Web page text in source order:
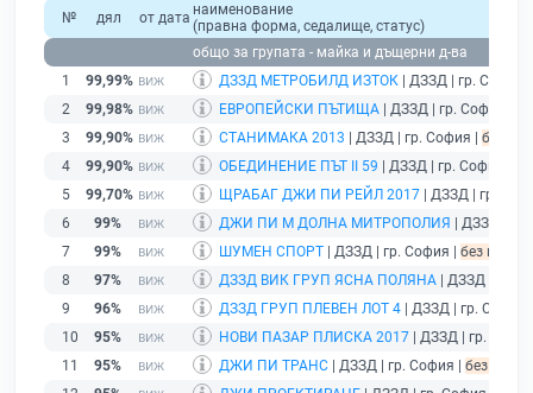
№ дял от дата наименование
(правна форма, седалище, статус)
общо за групата - майка и дъщерни д-ва
1
99,99% ДЗЗД МЕТРОБИЛД ИЗТОК | ДЗЗД | гр. София
2
99,98% ЕВРОПЕЙСКИ ПЪТИЩА | ДЗЗД | гр. София |
3
99,90% СТАНИМАКА 2013 | ДЗЗД | гр. София | без
4
99,90% ОБЕДИНЕНИЕ ПЪТ II 59 | ДЗЗД | гр. София |
5
99,70% ЩРАБАГ ДЖИ ПИ РЕЙЛ 2017 | ДЗЗД | гр.
6
99% ДЖИ ПИ М ДОЛНА МИТРОПОЛИЯ
| ДЗЗД |
7
99% ШУМЕН СПОРТ | ДЗЗД | гр. София | без
8
97% ДЗЗД ВИК ГРУП ЯСНА ПОЛЯНА | ДЗЗД | гр.
9
96% ДЗЗД ГРУП ПЛЕВЕН ЛОТ 4 | ДЗЗД | гр. София
10
95% НОВИ ПАЗАР ПЛИСКА 2017 | ДЗЗД | гр.
11
95% ДЖИ ПИ ТРАНС | ДЗЗД | гр. София | без